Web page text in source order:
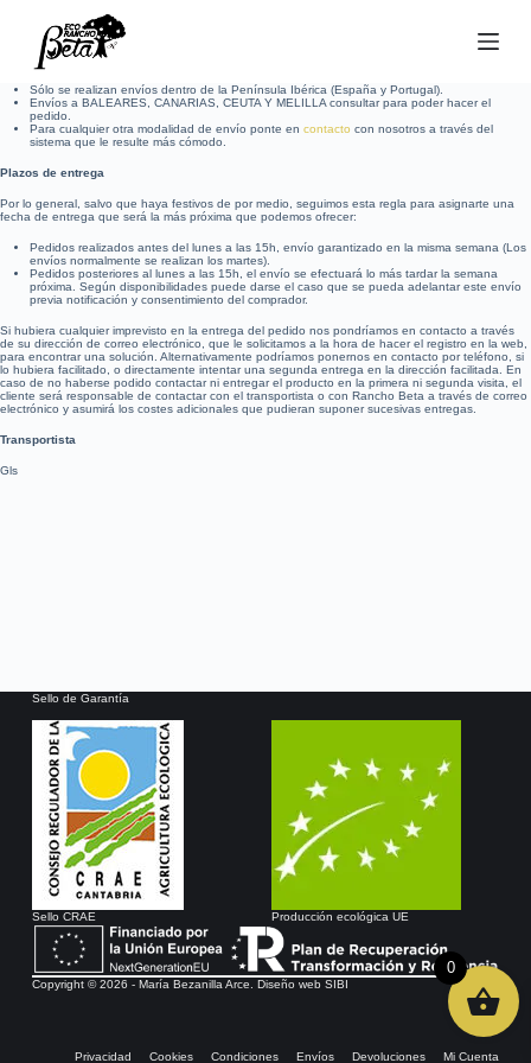
a
o
n
e
i
d
Sólo se realizan envíos dentro de la Península Ibérica (España y Portugal).
Envíos a BALEARES, CANARIAS, CEUTA Y MELILLA consultar para poder hacer el
pedido.
Para cualquier otra modalidad de envío ponte en contacto con nosotros a través del
sistema que le resulte más cómodo.
Plazos de entrega
Por lo general, salvo que haya festivos de por medio, seguimos esta regla para asignarte una
fecha de entrega que será la más próxima que podemos ofrecer:
Pedidos realizados antes del lunes a las 15h, envío garantizado en la misma semana (Los
envíos normalmente se realizan los martes).
Pedidos posteriores al lunes a las 15h, el envío se efectuará lo más tardar la semana
próxima. Según disponibilidades puede darse el caso que se pueda adelantar este envío
previa notificación y consentimiento del comprador.
Si hubiera cualquier imprevisto en la entrega del pedido nos pondríamos en contacto a través
de su dirección de correo electrónico, que le solicitamos a la hora de hacer el registro en la web,
para encontrar una solución. Alternativamente podríamos ponernos en contacto por teléfono, si
lo hubiera facilitado, o directamente intentar una segunda entrega en la dirección facilitada. En
caso de no haberse podido contactar ni entregar el producto en la primera ni segunda visita, el
cliente será responsable de contactar con el transportista o con Rancho Beta a través de correo
electrónico y asumirá los costes adicionales que pudieran suponer sucesivas entregas.
Transportista
Gls
Sello de Garantía
Sello CRAE Producción ecológica UE
Copyright © 2026 - María Bezanilla Arce. Diseño web SIBI
Privacidad Cookies Condiciones Envíos Devoluciones Mi Cuenta
0